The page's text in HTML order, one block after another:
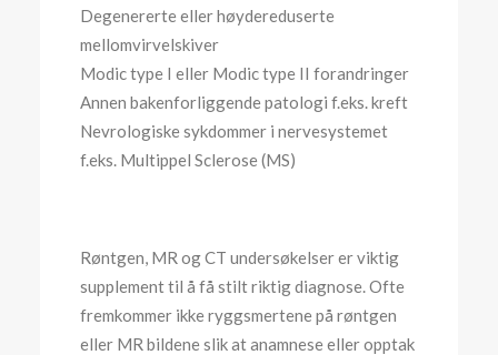
Degenererte eller høydereduserte
mellomvirvelskiver
Modic type I eller Modic type II forandringer
Annen bakenforliggende patologi f.eks. kreft
Nevrologiske sykdommer i nervesystemet
f.eks. Multippel Sclerose (MS)
Røntgen, MR og CT undersøkelser er viktig
supplement til å få stilt riktig diagnose. Ofte
fremkommer ikke ryggsmertene på røntgen
eller MR bildene slik at anamnese eller opptak